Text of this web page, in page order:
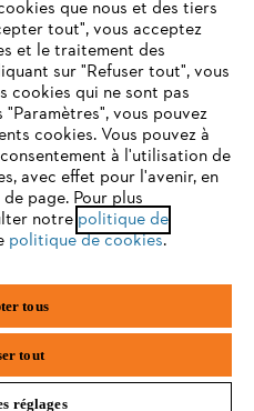
CHARGE
que nous ne prenons plus
de notre site ne
Pour une utilisation
recommandons de passer à
chrome
que nous et des tiers
tout", vous acceptez
et le traitement des
sur "Refuser tout", vous
cookies qui ne sont pas
vous pouvez
cookies. Vous pouvez à
à l'utilisation de
avec effet pour l'avenir, en
page. Pour plus
notre politique de
politique de cookies.
tous
tout
réglages